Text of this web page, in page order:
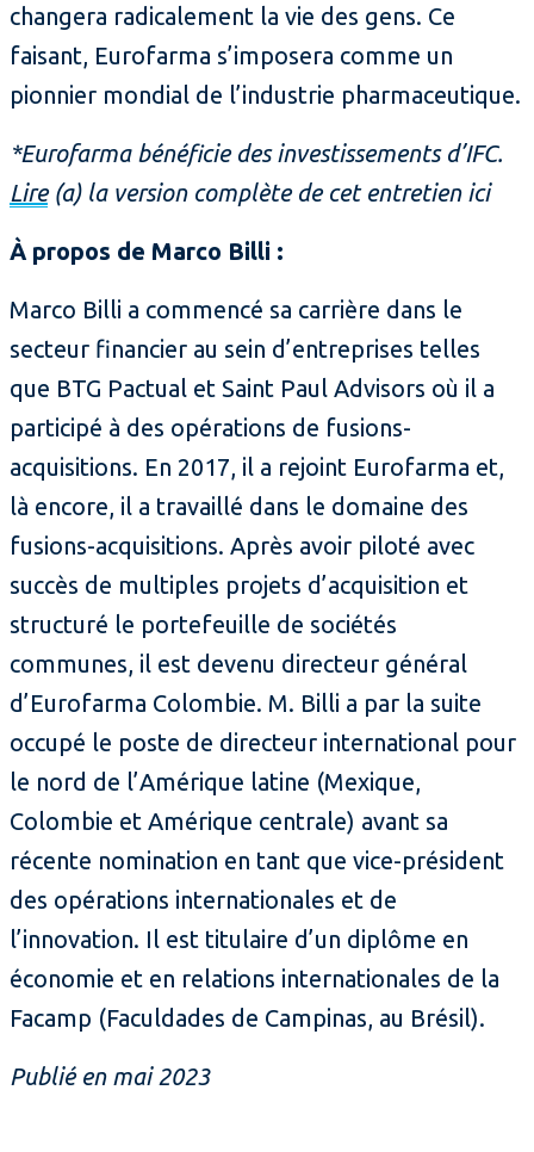
changera radicalement la vie des gens. Ce
faisant, Eurofarma s’imposera comme un
pionnier mondial de l’industrie pharmaceutique.
*Eurofarma bénéficie des investissements d’IFC.
Lire(a) la version complète de cet entretien ici
À propos de Marco Billi :
Marco Billi a commencé sa carrière dans le
secteur financier au sein d’entreprises telles
que BTG Pactual et Saint Paul Advisors où il a
participé à des opérations de fusions-
acquisitions. En 2017, il a rejoint Eurofarma et,
là encore, il a travaillé dans le domaine des
fusions-acquisitions. Après avoir piloté avec
succès de multiples projets d’acquisition et
structuré le portefeuille de sociétés
communes, il est devenu directeur général
d’Eurofarma Colombie. M. Billi a par la suite
occupé le poste de directeur international pour
le nord de l’Amérique latine (Mexique,
Colombie et Amérique centrale) avant sa
récente nomination en tant que vice-président
des opérations internationales et de
l’innovation. Il est titulaire d’un diplôme en
économie et en relations internationales de la
Facamp (Faculdades de Campinas, au Brésil).
Publié en mai 2023